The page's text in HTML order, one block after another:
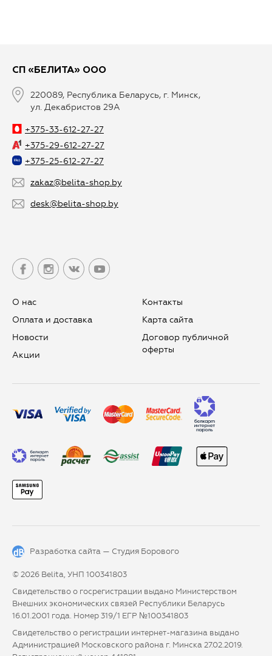
СП «БЕЛИТА» ООО
220089, Республика Беларусь, г. Минск,
ул. Декабристов 29А
+375-33-612-27-27
+375-29-612-27-27
+375-25-612-27-27
zakaz@belita-shop.by
desk@belita-shop.by
О нас
Оплата и доставка
Новости
Aкции
Контакты
Карта сайта
Договор публичной
оферты
Разработка сайта — Студия Борового
© 2026 Belita, УНП 100341803
Свидетельство о госрегистрации выдано Министерством
Внешних экономических связей Республики Беларусь
16.01.2001 года. Номер 319/1 ЕГР №100341803
Свидетельство о регистрации интернет-магазина выдано
Администрацией Московского района г. Минска 27.02.2019.